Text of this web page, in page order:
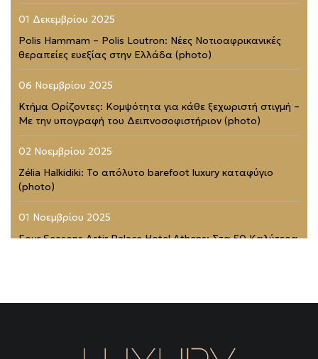
01 Δεκεμβρίου 2025
Polis Hammam – Polis Loutron: Νέες Νοτιοαφρικανικές
θεραπείες ευεξίας στην Ελλάδα (photo)
06 Νοεμβρίου 2025
Κτήμα Ορίζοντες: Κομψότητα για κάθε ξεχωριστή στιγμή –
Με την υπογραφή του Δειπνοσοφιστήριον (photo)
02 Νοεμβρίου 2025
Zélia Halkidiki: Το απόλυτο barefoot luxury καταφύγιο
(photo)
01 Νοεμβρίου 2025
Four Seasons Astir Palace Hotel Athens: Στα 50 Καλύτερα
Rodopou & Beyond: Ένα από τα πιο εντυπωσιακά
31 Μαΐου 2025